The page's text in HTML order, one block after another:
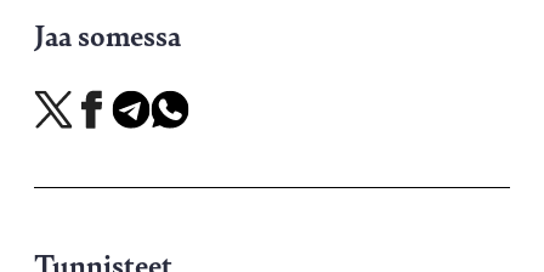
Jaa somessa
Jaa
X-
Jaa
Facebookissa
Jaa
Telegramissa
Jaa
WhatsAppissa
Tunnisteet